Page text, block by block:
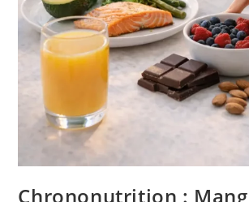
Chrononutrition :